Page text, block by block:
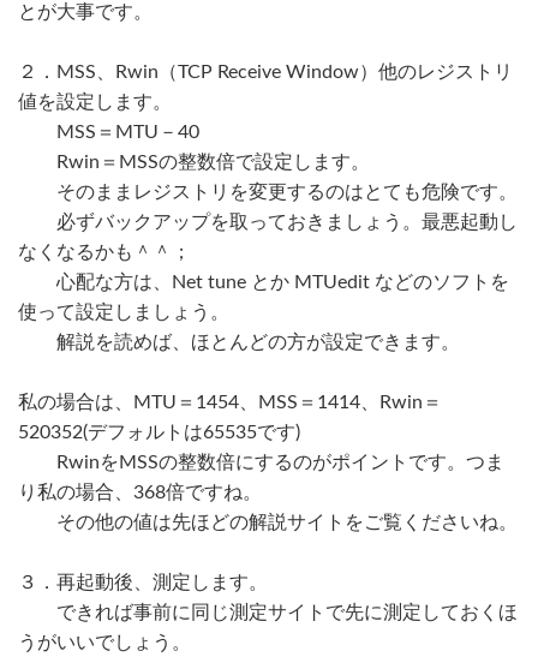
とが大事です。
２．MSS、Rwin（TCP Receive Window）他のレジストリ
値を設定します。
MSS＝MTU－40
Rwin＝MSSの整数倍で設定します。
そのままレジストリを変更するのはとても危険です。
必ずバックアップを取っておきましょう。最悪起動し
なくなるかも＾＾；
心配な方は、Net tune とか MTUedit などのソフトを
使って設定しましょう。
解説を読めば、ほとんどの方が設定できます。
私の場合は、MTU＝1454、MSS＝1414、Rwin＝
520352(デフォルトは65535です)
RwinをMSSの整数倍にするのがポイントです。つま
り私の場合、368倍ですね。
その他の値は先ほどの解説サイトをご覧くださいね。
３．再起動後、測定します。
できれば事前に同じ測定サイトで先に測定しておくほ
うがいいでしょう。